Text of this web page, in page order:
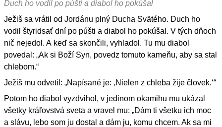
Duch ho vodil po púšti a diabol ho pokúšal
Ježiš sa vrátil od Jordánu plný Ducha Svätého. Duch ho
vodil štyridsať dní po púšti a diabol ho pokúšal. V tých dňoch
nič nejedol. A keď sa skončili, vyhladol. Tu mu diabol
povedal: „Ak si Boží Syn, povedz tomuto kameňu, aby sa stal
chlebom.“
Ježiš mu odvetil: „Napísané je: ‚Nielen z chleba žije človek.‘“
Potom ho diabol vyzdvihol, v jedinom okamihu mu ukázal
všetky kráľovstvá sveta a vravel mu: „Dám ti všetku ich moc
a slávu, lebo som ju dostal a dám ju, komu chcem. Ak sa mi